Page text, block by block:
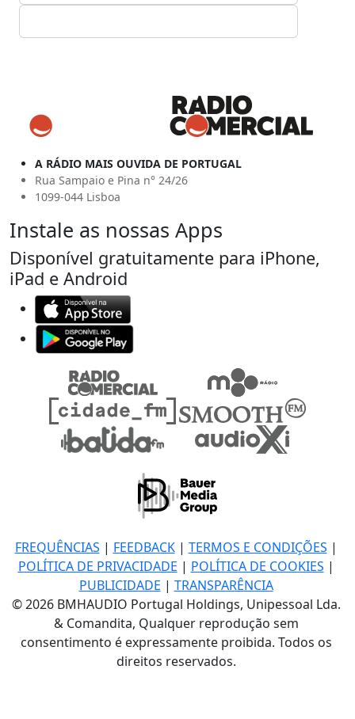
A RÁDIO MAIS OUVIDA DE PORTUGAL
Rua Sampaio e Pina n° 24/26
1099-044 Lisboa
Instale as nossas Apps
Disponível gratuitamente para iPhone,
iPad e Android
FREQUÊNCIAS | FEEDBACK| TERMOS E CONDIÇÕES |
POLÍTICA DE PRIVACIDADE | POLÍTICA DE COOKIES |
PUBLICIDADE | TRANSPARÊNCIA
© 2026 BMHAUDIO Portugal Holdings, Unipessoal Lda.
& Comandita, Qualquer reprodução sem
consentimento é expressamente proibida. Todos os
direitos reservados.